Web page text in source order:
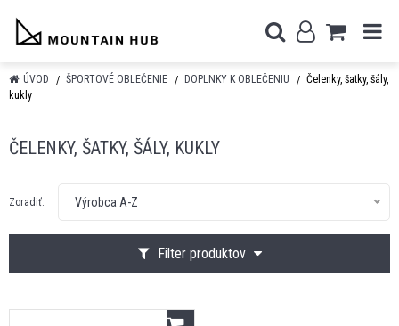
ÚVOD ŠPORTOVÉ OBLEČENIE DOPLNKY K OBLEČENIU
Čelenky, šatky, šály,
kukly
ČELENKY, ŠATKY, ŠÁLY, KUKLY
Filter produktov
Zoradiť: Výrobca A-Z